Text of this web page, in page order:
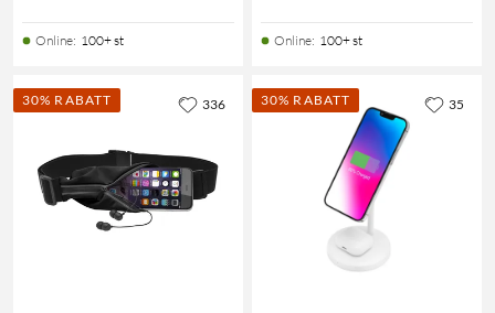
Online: 100+ st Online: 100+ st
30% RABATT 336 30% RABATT 35